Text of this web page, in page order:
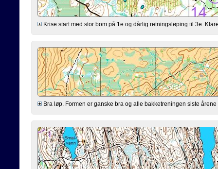
Krise start med stor bom på 1e og dårlig retningsløping til 3e.
Bra løp. Formen er ganske bra og alle bakketreningen siste